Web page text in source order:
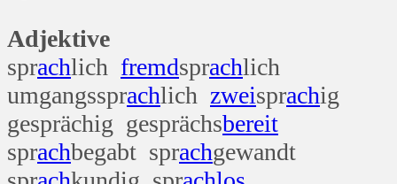
Adjektive
sprachlich fremdsprachlich
umgangssprachlich zweisprachig
gesprächig gesprächsbereit
sprachbegabt sprachgewandt